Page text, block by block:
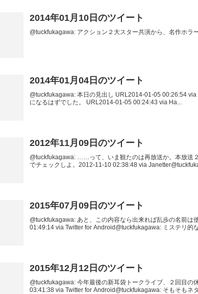
2014年01月10日のツイート
@tuckfukagawa: アクション２大スター共演から、名作ホ
2014年01月04日のツイート
@tuckfukagawa: 本日の見出し URL2014-01-05 00:26:54
になるはずでした。 URL2014-01-05 00:24:43 via Ha...
2012年11月09日のツイート
@tuckfukagawa: ……って、いま観たのは再放送か。本放送
でチェックしよ。2012-11-10 02:38:48 via
2015年07月09日のツイート
@tuckfukagawa: あと、この内容なら出来れば乱歩の名前
01:49:14 via Twitter for Android@tuckfukagawa: ミステリ的
2015年12月12日のツイート
@tuckfukagawa: 今年最後の新耳袋トークライブ、２回目
03:41:38 via Twitter for Android@tuckfukagawa: そもそもネ